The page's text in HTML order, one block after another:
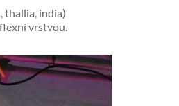
thallia, india)
vrstvou.